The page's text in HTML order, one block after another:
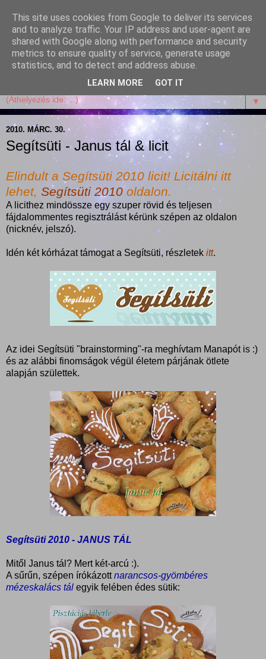
Garffyka
Szösszenetek a konyhámból, az életemből. Mosollyal,
receptekkel, vidámsággal, marcipánnal, csokival.
▼
2010. MÁRC. 30.
Segítsüti - Janus tál & licit
Elindult a Segítsüti 2010 licit! Licitálni itt
lehet, Segítsüti 2010oldalon.
A licithez mindössze egy szuper rövid és teljesen
fájdalommentes regisztrálást kérünk szépen az oldalon
(nicknév, jelszó).
Idén két kórházat támogat a Segítsüti, részletek itt.
Az idei Segítsüti "brainstorming"-ra meghívtam Manapót is :)
és az alábbi finomságok végül életem párjának ötlete
alapján születtek.
Segítsüti 2010 - JANUS TÁL
Mitől Janus tál? Mert két-arcú :).
A sűrűn, szépen írókázottnarancsos-gyömbéres
mézeskalács tál egyik felében édes sütik:
This site uses cookies from Google to deliver its services
and to analyze traffic. Your IP address and user-agent are
shared with Google along with performance and security
metrics to ensure quality of service, generate usage
statistics, and to detect and address abuse.
LEARN MORE GOT IT